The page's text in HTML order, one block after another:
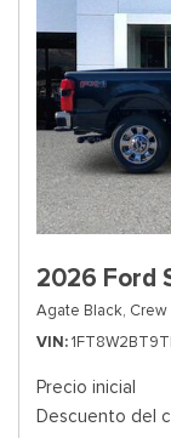
2026 Ford
Agate Black, Crew
VIN
Precio inicial
Descuento del